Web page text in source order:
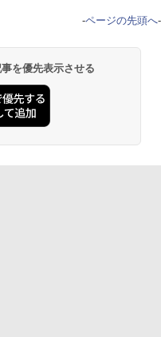
-ページの先頭へ-
を優先表示させる